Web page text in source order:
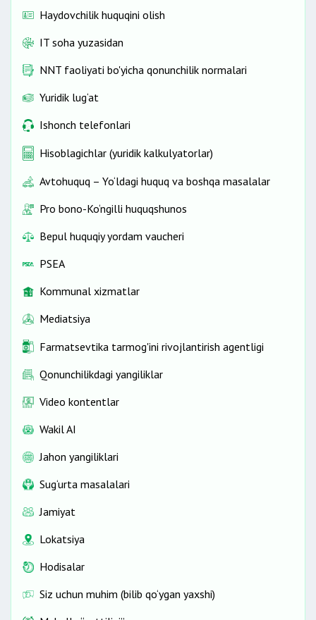
Haydovchilik huquqini olish
IT soha yuzasidan
NNT faoliyati bo'yicha qonunchilik normalari
Yuridik lug‘at
Ishonch telefonlari
Hisoblagichlar (yuridik kalkulyatorlar)
Avtohuquq – Yo‘ldagi huquq va boshqa masalalar
Pro bono-Ko‘ngilli huquqshunos
Bepul huquqiy yordam vaucheri
PSEA
Kommunal xizmatlar
Mediatsiya
Farmatsevtika tarmog'ini rivojlantirish agentligi
Qonunchilikdagi yangiliklar
Video kontentlar
Wakil AI
Jahon yangiliklari
Sug‘urta masalalari
Jamiyat
Lokatsiya
Hodisalar
Siz uchun muhim (bilib qo‘ygan yaxshi)